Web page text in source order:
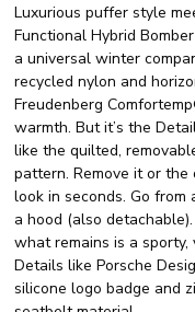
Luxurious puffer style
Functional Hybrid
a universal winter
recycled nylon and
Freudenberg
warmth. But it’s the
like the quilted,
pattern. Remove it or
look in seconds. Go
a hood (also
what remains is a
Details like Porsche
silicone logo badge and